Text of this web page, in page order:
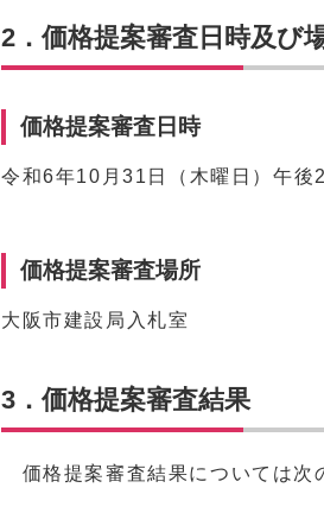
2．価格提案審査日時及び
価格提案審査日時
令和6年10月31日（木曜日）午後
価格提案審査場所
大阪市建設局入札室
3．価格提案審査結果
価格提案審査結果については次